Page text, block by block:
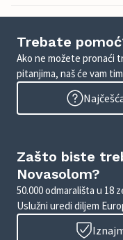
Trebate
Ako ne možete pronaći
pitanjima, naš će vam
Zašto biste
Novasolom?
50.000 odmarališta u 18
Uslužni uredi diljem